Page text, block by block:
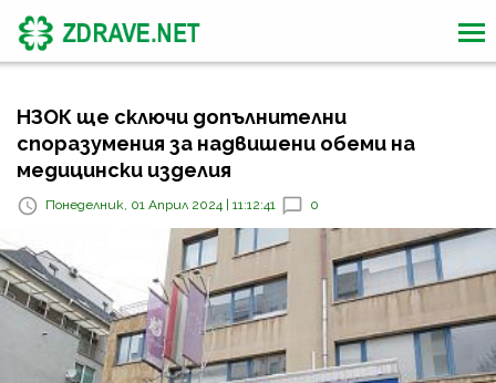
НЗОК ще сключи допълнителни
споразумения за надвишени обеми на
медицински изделия
Понеделник, 01 Април 2024 | 11:12:41 0